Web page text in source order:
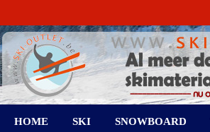
HOME SKI SNOWBOARD